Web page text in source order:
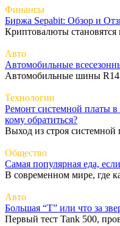
Финансы
Биржа Sepabit: Обзор и
Криптовалюты
Авто
Автомобильные
Автомобильные шины R14
Технологии
Ремонт системной платы
кому обратиться?
Выход из строя системной
Общество
Самая популярная еда,
В современном мире, где
Авто
Большая “Т” или что за
Первый тест Tank 500,